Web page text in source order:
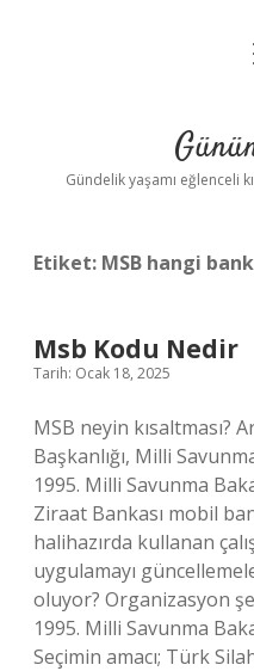
Gündelik yaşamı eğlenceli
Etiket: MSB hangi
Msb Kodu Nedir
Tarih: Ocak 18, 2025
MSB neyin kısaltması?
Başkanlığı, Milli
1995. Milli Savunma
Ziraat Bankası mobil
halihazırda kullanan
uygulamayı
oluyor? Organizasyon
1995. Milli Savunma
Seçimin amacı; Türk